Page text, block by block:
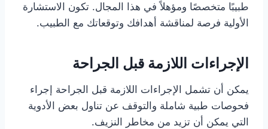
طبيبًا متخصصًا ومؤهلاً في هذا المجال. تكون الاستشارة
الأولية فرصة لمناقشة أهدافك وتوقعاتك مع الطبيب.
الإجراءات اللازمة قبل الجراحة
يمكن أن تشمل الإجراءات اللازمة قبل الجراحة إجراء
فحوصات طبية شاملة والتوقف عن تناول بعض الأدوية
التي يمكن أن تزيد من مخاطر النزيف.